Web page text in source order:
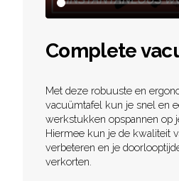
Complete
Met deze robuuste en
vacuümtafel kun je snel en
werkstukken opspannen op
Hiermee kun je de kwaliteit
verbeteren en je
verkorten.